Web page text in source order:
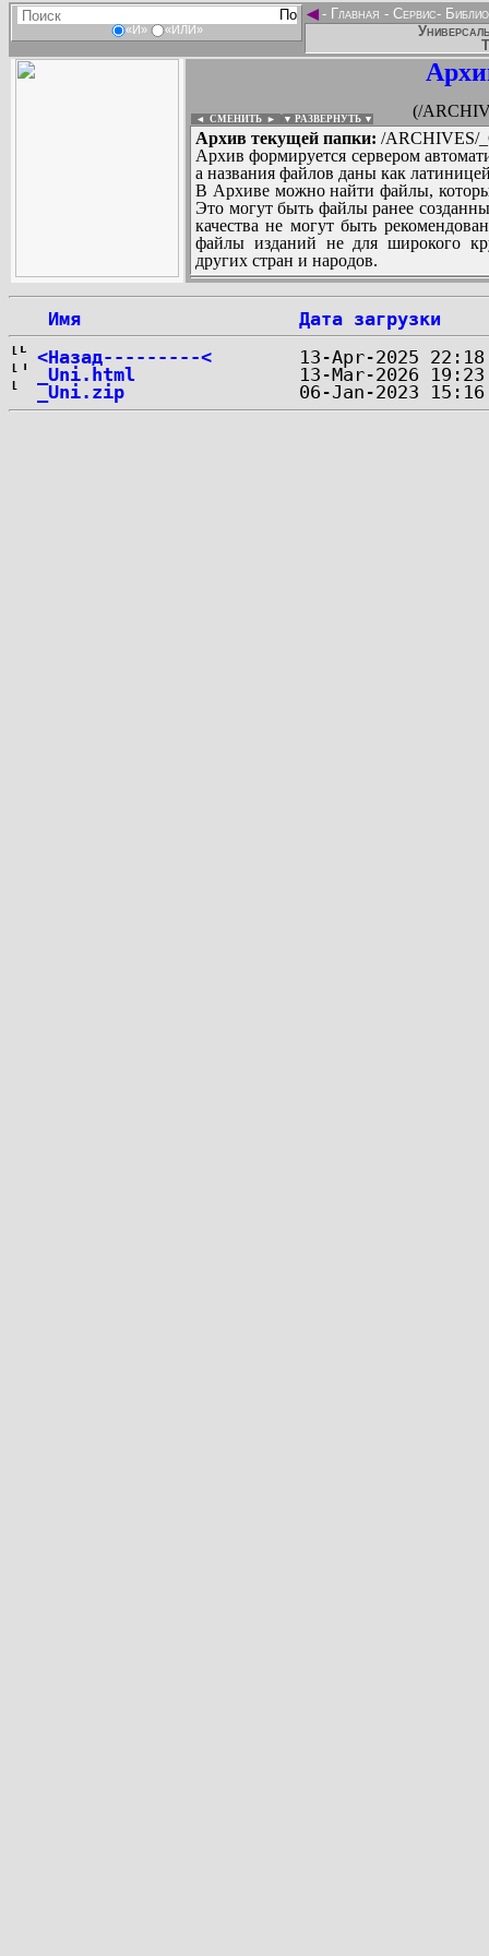
«И» «ИЛИ»
◄- Главная - Сервис-
(/
◄ СМЕНИТЬ ► ▼ РАЗВЕРНУТЬ ▼
Архив текущей папки: /ARCHIVES/
Архив формируется сервером
а названия файлов даны как
В Архиве можно найти файлы,
Это могут быть файлы ранее
качества не могут быть
файлы изданий не для широкого
других стран и народов.
Имя
Дата загрузки
<Назад---------<
_Uni.html
_Uni.zip